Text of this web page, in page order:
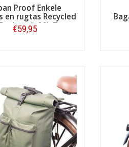
Proof Enkele
en rugtas Recycled
20L Zwart
€59,95